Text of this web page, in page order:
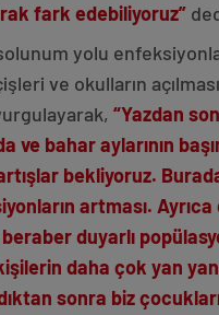
fark edebiliyoruz”
yolu
ve okulların
“Yazdan
ve bahar aylarının
bekliyoruz.
artması. Ayrıca
beraber duyarlı
daha çok yan
sonra biz